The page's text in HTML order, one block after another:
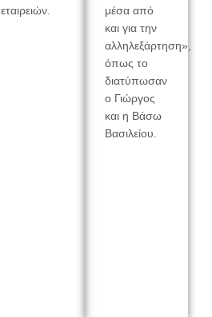
εταιρειών.
μέσα από
και για την
αλληλεξάρτηση»,
όπως το
διατύπωσαν
ο Γιώργος
και η Βάσω
Βασιλείου.